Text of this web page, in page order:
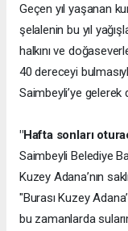
Geçen yıl yaşanan
şelalenin bu yıl
halkını ve
40 dereceyi
Saimbeyli’ye
"Hafta sonları
Saimbeyli Belediye
Kuzey Adana’nın
"Burası Kuzey
bu zamanlarda